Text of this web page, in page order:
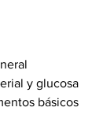
y glucosa
básicos